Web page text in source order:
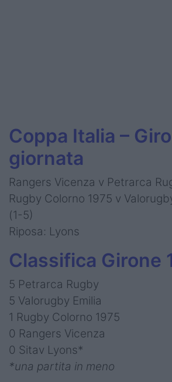
Coppa Italia –
giornata
Rangers Vicenza v Petrarca
Rugby Colorno 1975 v
(1-5)
Riposa: Lyons
Classifica Girone
5 Petrarca Rugby
5 Valorugby Emilia
1 Rugby Colorno 1975
0 Rangers Vicenza
0 Sitav Lyons*
*una partita in meno